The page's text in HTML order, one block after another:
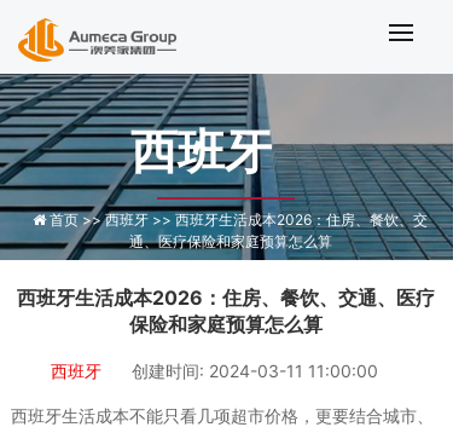
西班牙生活成本2026预算指南
首页 >>西班牙 >> 西班牙生活成本2026：住房、餐饮、交
通、医疗保险和家庭预算怎么算
西班牙
西班牙生活成本2026：住房、餐饮、交通、医疗
保险和家庭预算怎么算
创建时间: 2024-03-11 11:00:00
西班牙
西班牙生活成本不能只看几项超市价格，更要结合城市、